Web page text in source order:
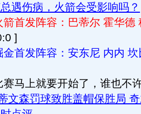
遇伤病，火箭会受影响吗？
箭首发阵容：巴蒂尔 霍华德
]
金首发阵容：安东尼 内内
马上就要开始了，谁也不
文森罚球致胜盖帽保胜局